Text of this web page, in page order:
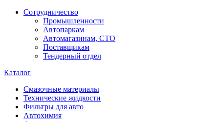
Сотрудничество
Промышленности
Автопаркам
Автомагазинам, СТО
Поставщикам
Тендерный отдел
Каталог
Смазочные материалы
Технические жидкости
Фильтры для авто
Автохимия